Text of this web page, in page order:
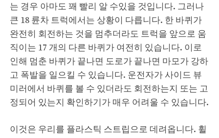
는 경우 아마도 꽤 빨리 알 수있을 것입니다. 그러나
큰 18 륜차 트럭에서는 상황이 다릅니다. 한 바퀴가
완전히 회전하는 것을 멈추더라도 트럭을 앞으로 움
직이는 17 개의 다른 바퀴가 여전히 있습니다. 이로
인해 멈춘 바퀴가 끝나면 도로가 끝나면 마모가 강하
고 폭발을 일으킬 수 있습니다. 운전자가 사이드 뷰
미러에서 바퀴를 볼 수 있더라도 회전하는지 또는 고
정되어 있는지 확인하기가 매우 어려울 수 있습니다.
이것은 우리를 플라스틱 스트립으로 데려옵니다. 휠